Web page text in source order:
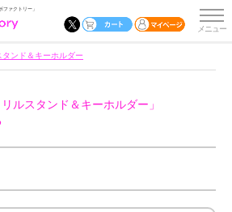
ファクトリー」
タンド＆キーホルダー
リルスタンド＆キーホルダー」